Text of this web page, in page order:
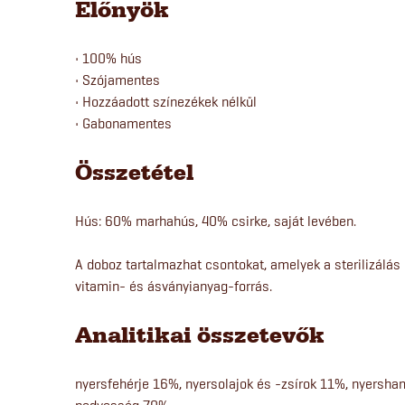
Előnyök
• 100% hús
• Szójamentes
• Hozzáadott színezékek nélkül
• Gabonamentes
Összetétel
Hús: 60% marhahús, 40% csirke, saját levében.
A doboz tartalmazhat csontokat, amelyek a
vitamin- és ásványianyag-forrás.
Analitikai összetevők
nyersfehérje 16%, nyersolajok és -zsírok 11%,